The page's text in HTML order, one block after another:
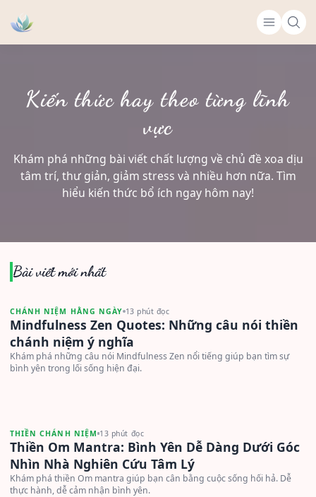
Kiến thức hay theo từng lĩnh
vực
Khám phá những bài viết chất lượng về chủ đề xoa dịu
tâm trí, thư giản, giảm stress và nhiều hơn nữa. Tìm
hiểu kiến thức bổ ích ngay hôm nay!
Bài viết mới nhất
CHÁNH NIỆM HẰNG NGÀY 13 phút đọc
Mindfulness Zen Quotes: Những câu nói thiền
chánh niệm ý nghĩa
Khám phá những câu nói Mindfulness Zen nổi tiếng giúp bạn tìm sự
bình yên trong lối sống hiện đại.
THIỀN CHÁNH NIỆM 13 phút đọc
Thiền Om Mantra: Bình Yên Dễ Dàng Dưới Góc
Nhìn Nhà Nghiên Cứu Tâm Lý
Khám phá thiền Om mantra giúp bạn cân bằng cuộc sống hối hả. Dễ
thực hành, dễ cảm nhận bình yên.